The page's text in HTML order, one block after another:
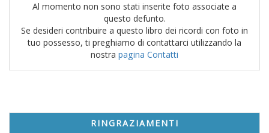
Al momento non sono stati inserite foto associate a
questo defunto.
Se desideri contribuire a questo libro dei ricordi con foto in
tuo possesso, ti preghiamo di contattarci utilizzando la
nostra pagina Contatti
RINGRAZIAMENTI